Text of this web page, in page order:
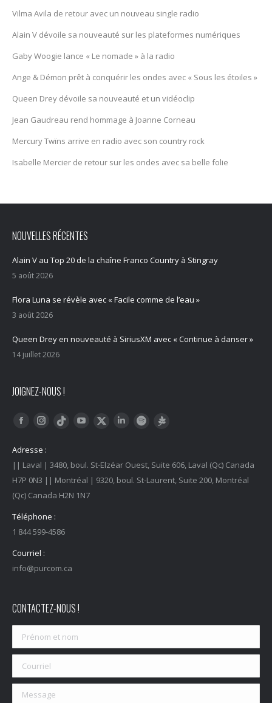
Vilma Avila de retour avec un nouveau single radio
Alain V dévoile sa nouveauté sur les plateformes numériques
Gaby Woogie lance « Le nomade » à la radio
Ange & Démon prêt à conquérir les ondes avec « Sous les étoiles »
Queen Drey dévoile sa nouveauté et un vidéoclip
Jean Gaudreau rend hommage à Joanne Corneau
Mercury Twïns arrive en radio avec son country rock
Isabelle Mercier de retour sur les ondes avec sa belle folie
NOUVELLES RÉCENTES
Alain V au Top 20 de la chaîne Franco Country à Stingray
5 août 2026
Flora Luna se révèle avec « Facile comme de l’eau »
3 août 2026
Queen Drey en nouveauté à SiriusXM avec « Continue à danser »
14 juillet 2026
JOIGNEZ-NOUS !
Trouvez nous sur :
FacebookInstagram
Tiktok YouTubeTwitter LinkedInSpotify
Adresse :
|| Laval | 3480, boul. St-Elzéar Ouest, Suite 606, Laval (Qc) Canada
H7P 0N3 || Montréal | 9320, boul. St-Laurent, Suite 200, Montréal
(Qc) Canada H2N 1N7
Téléphone :
1 844 599-4586
Courriel :
info@purcom.ca
CONTACTEZ-NOUS !